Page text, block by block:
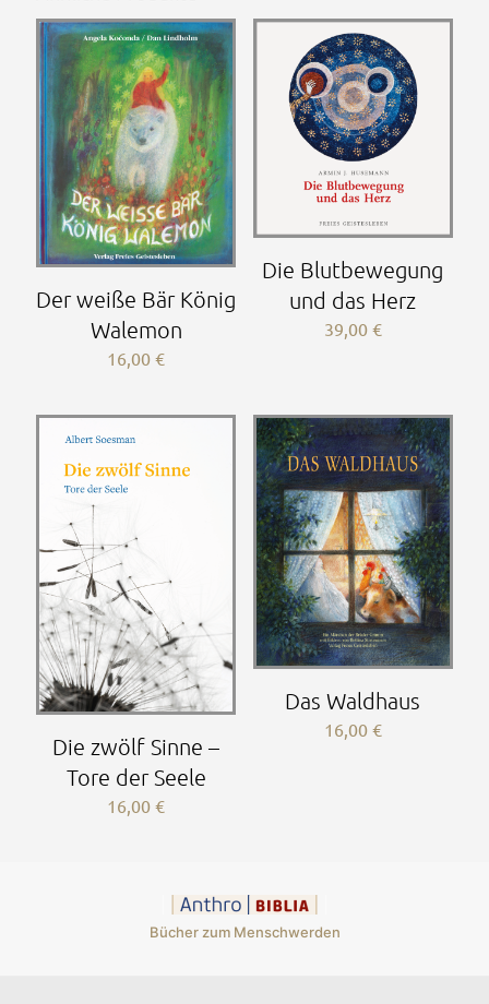
Der weiße Bär König
Walemon
16,00€
Die Blutbewegung
und das Herz
39,00 €
Die zwölf Sinne –
Tore der Seele
16,00€
Das Waldhaus
16,00 €
Bücher zum Menschwerden